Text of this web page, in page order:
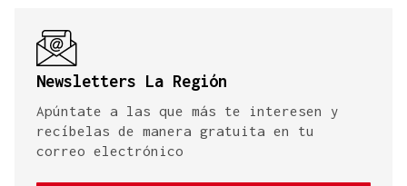
Newsletters La Región
Apúntate a las que más te interesen y
recíbelas de manera gratuita en tu
correo electrónico